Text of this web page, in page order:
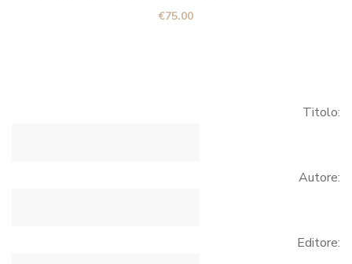
€75.00
Titolo:
Autore:
Editore: